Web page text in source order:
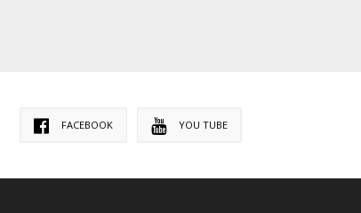
FACEBOOK YOU TUBE